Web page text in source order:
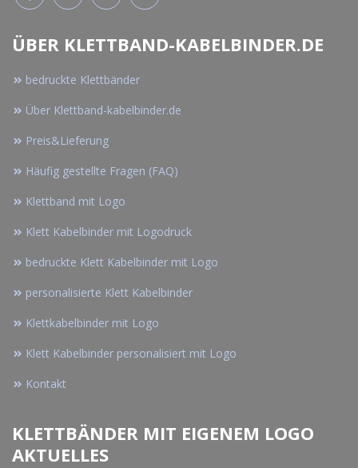
ÜBER KLETTBAND-KABELBINDER.DE
bedruckte Klettbänder
Über Klettband-kabelbinder.de
Preis&Lieferung
Häufig gestellte Fragen (FAQ)
Klettband mit Logo
Klett Kabelbinder mit Logodruck
bedruckte Klett Kabelbinder mit Logo
personalisierte Klett Kabelbinder
Klettkabelbinder mit Logo
Klett Kabelbinder personalisiert mit Logo
Kontakt
KLETTBÄNDER MIT EIGENEM LOGO
AKTUELLES